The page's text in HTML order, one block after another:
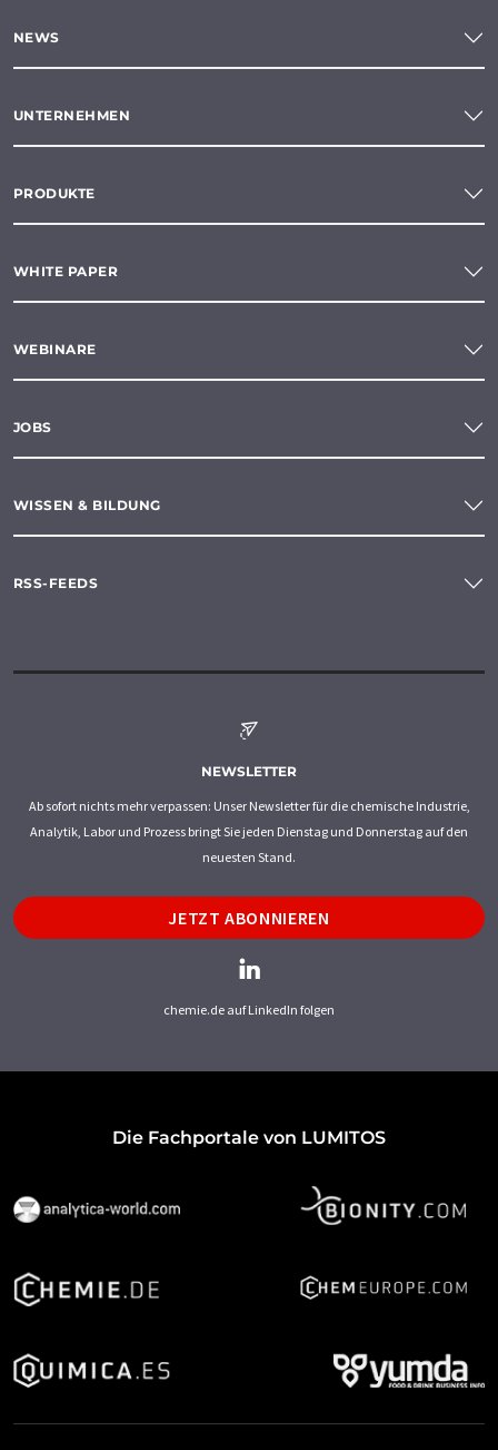
NEWS
UNTERNEHMEN
PRODUKTE
WHITE PAPER
WEBINARE
JOBS
WISSEN & BILDUNG
RSS-FEEDS
NEWSLETTER
Ab sofort nichts mehr verpassen: Unser Newsletter für die chemische Industrie,
Analytik, Labor und Prozess bringt Sie jeden Dienstag und Donnerstag auf den
neuesten Stand.
JETZT ABONNIEREN
chemie.de auf LinkedIn folgen
Die Fachportale von LUMITOS